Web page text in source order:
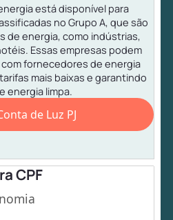
está disponível para
no Grupo A, que são
de energia, como indústrias,
Essas empresas podem
fornecedores de energia
mais baixas e garantindo
energia limpa.
de Luz PJ
CPF